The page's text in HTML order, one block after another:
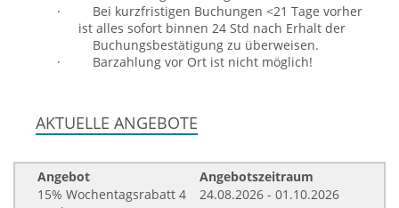
· Bei kurzfristigen Buchungen <21 Tage vorher
ist alles sofort binnen 24 Std nach Erhalt der
Buchungsbestätigung zu überweisen.
· Barzahlung vor Ort ist nicht möglich!
AKTUELLE ANGEBOTE
Angebot
15% Wochentagsrabatt 4
Angebotszeitraum
24.08.2026 - 01.10.2026